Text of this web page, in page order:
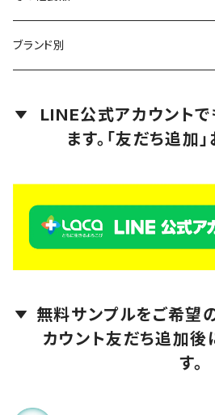
ブランド別
amritara（アムリターラ）
芳香園製薬
LINE公式アカウント
ます。「友だち追加
無料サンプルをご希望
カウント友だち追加後
す。